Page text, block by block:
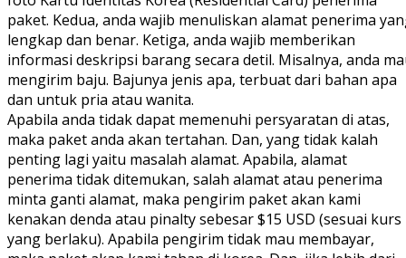
paket. Kedua, anda wajib menuliskan alamat penerima
lengkap dan benar. Ketiga, anda wajib memberikan
informasi deskripsi barang secara detil. Misalnya, anda
mengirim baju. Bajunya jenis apa, terbuat dari bahan apa
dan untuk pria atau wanita.
Apabila anda tidak dapat memenuhi persyaratan di atas,
maka paket anda akan tertahan. Dan, yang tidak kalah
penting lagi yaitu masalah alamat. Apabila, alamat
penerima tidak ditemukan, salah alamat atau penerima
minta ganti alamat, maka pengirim paket akan kami
kenakan denda atau pinalty sebesar $15 USD (sesuai kurs
yang berlaku). Apabila pengirim tidak mau membayar,